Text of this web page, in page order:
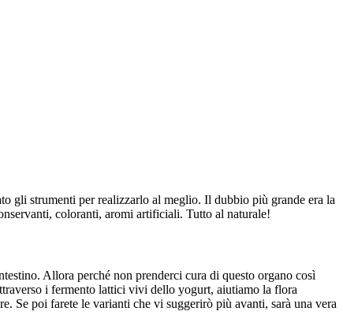
gli strumenti per realizzarlo al meglio. Il dubbio più grande era la
coloranti, aromi artificiali. Tutto al naturale!
Allora perché non prenderci cura di questo organo così
i fermento lattici vivi dello yogurt, aiutiamo la flora
Se poi farete le varianti che vi suggerirò più avanti, sarà una vera